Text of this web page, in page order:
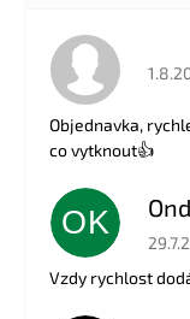
Objednavka,
co vytknout👍
OK
Vzdy rychlost